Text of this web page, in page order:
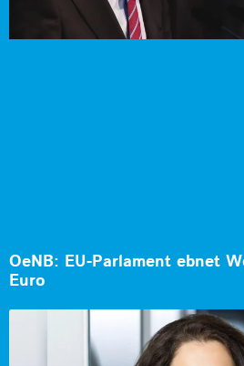
OeNB: EU-Parlament ebnet
Euro